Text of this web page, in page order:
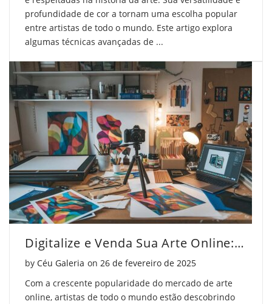
profundidade de cor a tornam uma escolha popular
entre artistas de todo o mundo. Este artigo explora
algumas técnicas avançadas de ...
Digitalize e Venda Sua Arte Online: Guia Prático
by Céu Galeria on Posted on
26 de fevereiro de 2025
Com a crescente popularidade do mercado de arte
online, artistas de todo o mundo estão descobrindo